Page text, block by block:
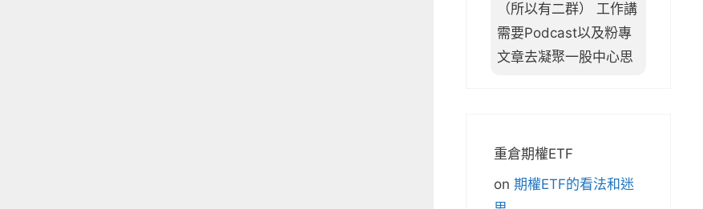
（所以有二群） 工作講
需要Podcast以及粉專
文章去凝聚一股中心思
重倉期權ETF
on 期權ETF的看法和迷